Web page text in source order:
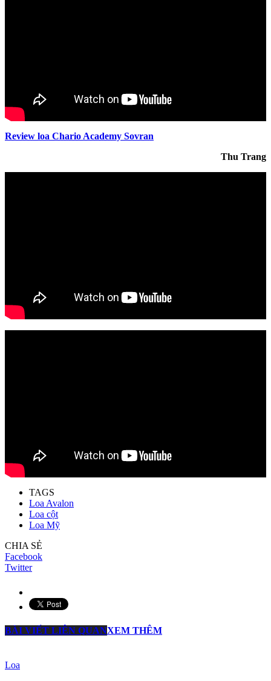
Review loa Chario Academy Sovran
Thu Trang
TAGS
Loa Avalon
Loa cột
Loa Mỹ
CHIA SẺ
Facebook
Twitter
BÀI VIẾT LIÊN QUANXEM THÊM
Loa